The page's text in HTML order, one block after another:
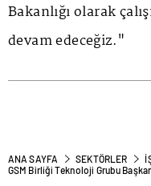
Bakanlığı olarak
devam edeceğiz."
ANA SAYFA SEKTÖRLER
GSM Birliği Teknoloji Grubu